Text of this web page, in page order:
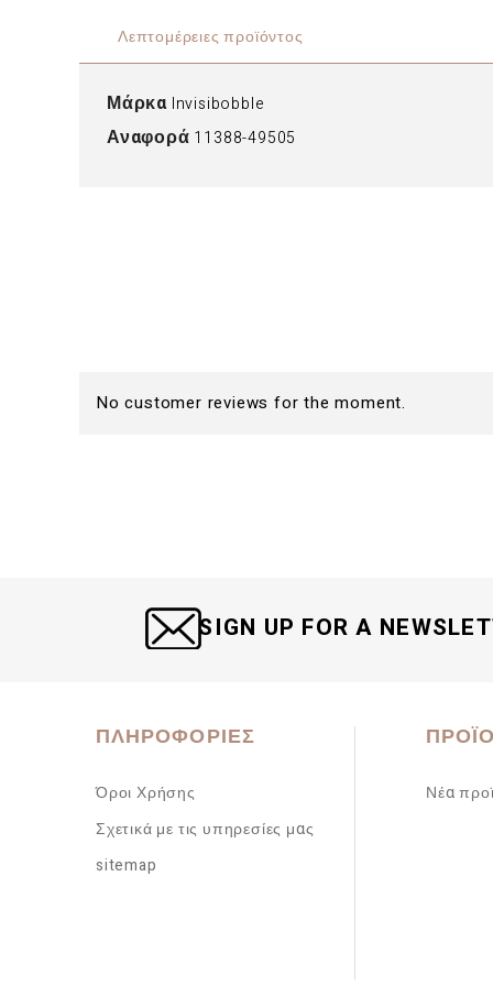
Λεπτομέρειες προϊόντος
Μάρκα Invisibobble
Αναφορά 11388-49505
No customer reviews for the moment.
SIGN UP FOR A
ΠΛΗΡΟΦΟΡΊΕΣ
Όροι Χρήσης
Σχετικά με τις υπηρεσίες μας
sitemap
Νέα